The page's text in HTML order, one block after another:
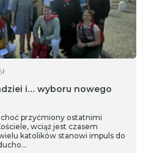
i… wyboru nowego
przyćmiony ostatnimi
wciąż jest czasem
katolików stanowi impuls do